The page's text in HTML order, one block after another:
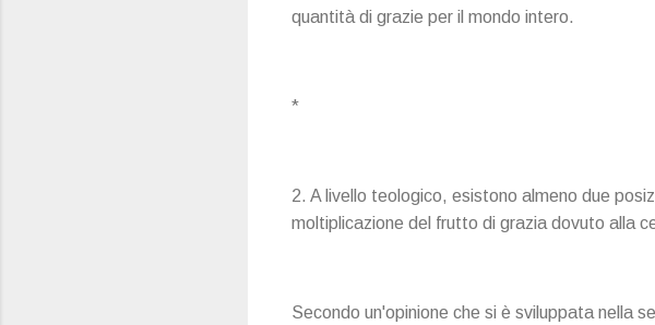
quantità di grazie per il mondo intero.
*
2. A livello teologico, esistono almeno due
moltiplicazione del frutto di grazia dovuto alla
Secondo un'opinione che si è sviluppata nella